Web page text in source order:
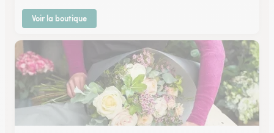
Voir la boutique